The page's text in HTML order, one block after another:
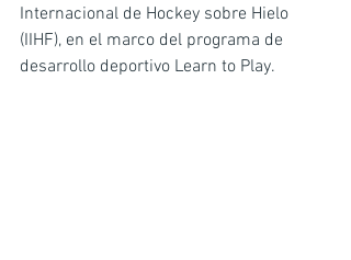
Internacional de Hockey sobre Hielo
(IIHF), en el marco del programa de
desarrollo deportivo Learn to Play.